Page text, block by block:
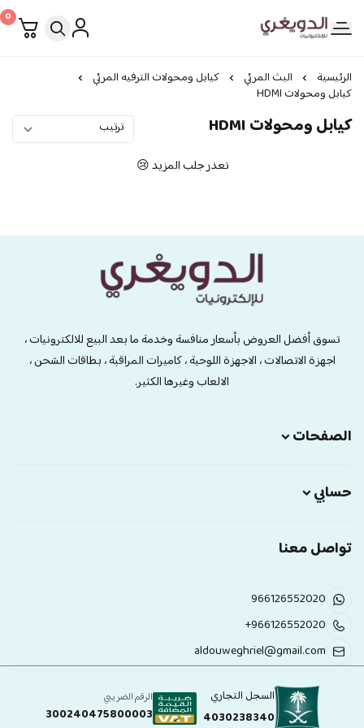
الدويغري • للإلكترونيات
0
الرئيسية البث المرئي
كيابل ومحولات الترفيه المرئي
كيابل ومحولات HDMI
كيابل ومحولات HDMI
تعذر جلب المزيد 😢
تسوق أفضل العروض بأسعار منافسة وخدمة ما بعد البيع للالكترونيات ،
اجهزة الاتصالات ، الاجهزة اللوحية ، كاميرات المراقبة ، بطاقات الشحن ،
الالعاب وغيرها الكثير.
الصفحات
حسابي
تواصل معنا
966126552020
+966126552020
aldouweghriel@gmail.com
السجل التجاري
4030238340
الرقم الضريبي
300240475800003